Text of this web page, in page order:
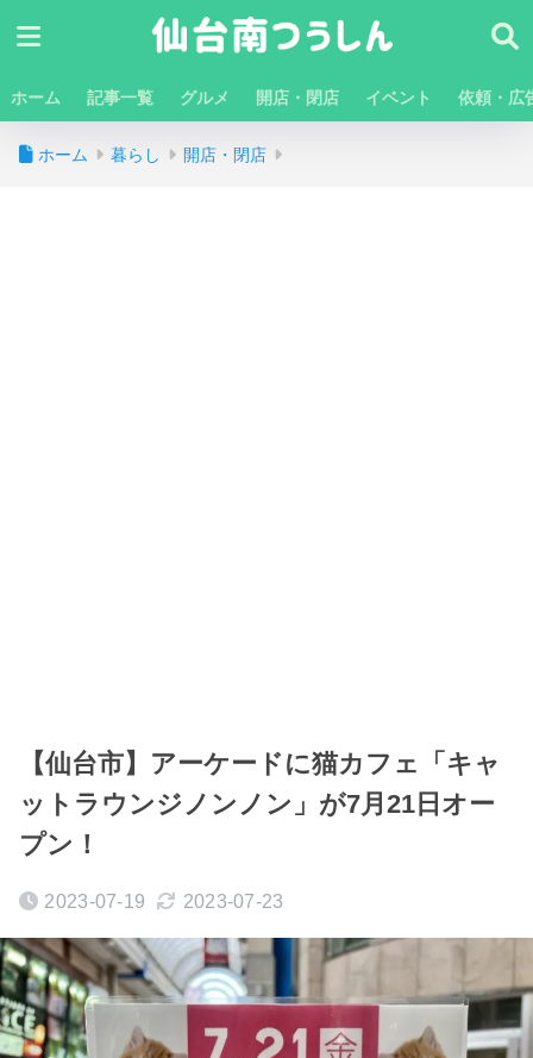
ホーム 記事一覧 グルメ 開店・閉店 イベント 依頼・広
ホーム 暮らし 開店・閉店
【仙台市】アーケードに猫カフェ「キャ
ットラウンジノンノン」が7月21日オー
プン！
2023-07-19 2023-07-23